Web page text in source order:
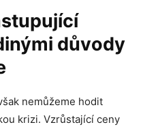
důvody
nemůžeme hodit
krizi. Vzrůstající ceny